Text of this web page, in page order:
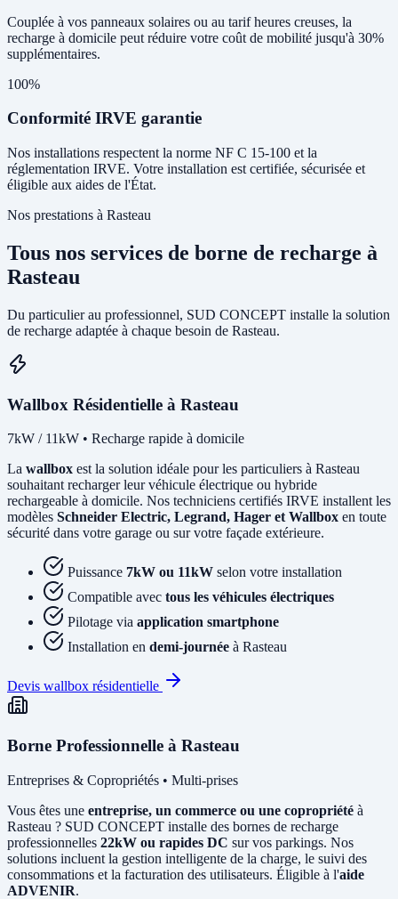
Couplée à vos panneaux solaires ou au tarif heures creuses, la
recharge à domicile peut réduire votre coût de mobilité jusqu'à 30%
supplémentaires.
100%
Conformité IRVE garantie
Nos installations respectent la norme NF C 15-100 et la
réglementation IRVE. Votre installation est certifiée, sécurisée et
éligible aux aides de l'État.
Nos prestations à Rasteau
Tous nos services de borne de recharge à
Rasteau
Du particulier au professionnel, SUD CONCEPT installe la solution
de recharge adaptée à chaque besoin de Rasteau.
Wallbox Résidentielle à Rasteau
7kW / 11kW • Recharge rapide à domicile
La wallbox est la solution idéale pour les particuliers à Rasteau
souhaitant recharger leur véhicule électrique ou hybride
rechargeable à domicile. Nos techniciens certifiés IRVE installent les
modèles Schneider Electric, Legrand, Hager et Wallbox en toute
sécurité dans votre garage ou sur votre façade extérieure.
Puissance 7kW ou 11kW selon votre installation
Compatible avec tous les véhicules électriques
Pilotage via application smartphone
Installation en demi-journée à Rasteau
Devis wallbox résidentielle
Borne Professionnelle à Rasteau
Entreprises & Copropriétés • Multi-prises
Vous êtes une entreprise, un commerce ou une copropriété à
Rasteau ? SUD CONCEPT installe des bornes de recharge
professionnelles 22kW ou rapides DC sur vos parkings. Nos
solutions incluent la gestion intelligente de la charge, le suivi des
consommations et la facturation des utilisateurs. Éligible à l'aide
ADVENIR.